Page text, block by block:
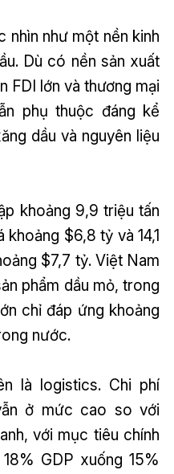
nhìn như một nền kinh
Dù có nền sản xuất
FDI lớn và thương mại
phụ thuộc đáng kể
dầu và nguyên liệu
khoảng 9,9 triệu tấn
$6,8 tỷ và 14,1
$7,7 tỷ. Việt Nam
phẩm dầu mỏ, trong
chỉ đáp ứng khoảng
nước.
là logistics. Chi phí
ở mức cao so với
với mục tiêu chính
GDP xuống 15%